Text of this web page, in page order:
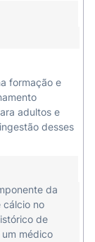
formação e
adultos e
desses
da
cálcio no
de
médico